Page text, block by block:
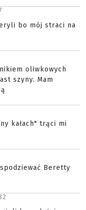
bo mój straci na
oliwkowych
szyny. Mam
kałach" trąci mi
Beretty